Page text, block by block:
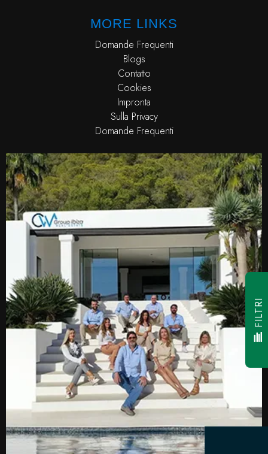
MORE LINKS
Domande Frequenti
Blogs
Contatto
Cookies
Impronta
Sulla Privacy
Domande Frequenti
FILTRI